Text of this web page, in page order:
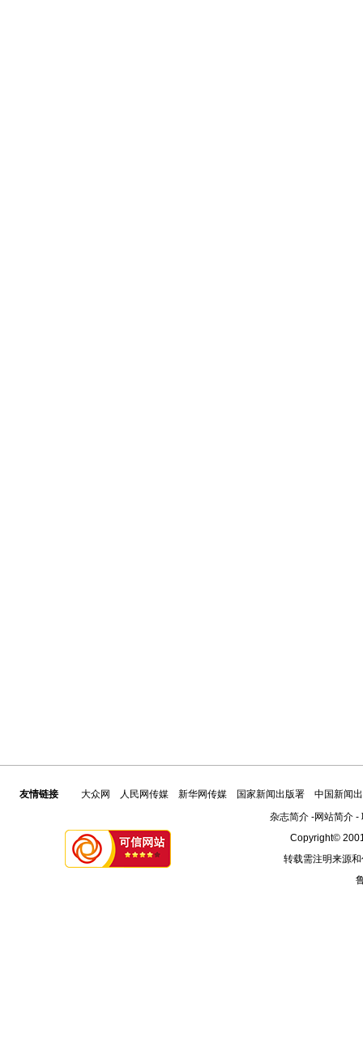
友情链接 大众网 人民网传媒 新华网传媒 国家新闻出版署
中国新闻
杂志简介-网站简介-
Copyright©
转载需注明来源